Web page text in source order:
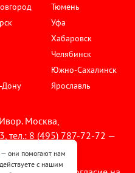
Дону
Тюмень
Уфа
Хабаровск
Челябинск
Южно-Сахалинск
Ярославль
Москва,
тел.: 8 (495) 787-72-72 —
— они помогают нам
с нашим